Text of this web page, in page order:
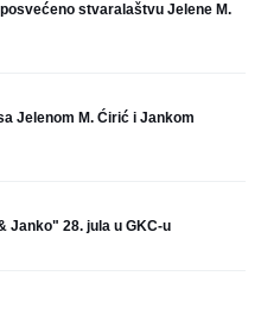
stvaralaštvu Jelene M.
Jelenom M. Ćirić i Jankom
Janko" 28. jula u GKC-u